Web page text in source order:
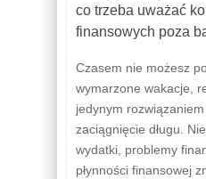
co trzeba uważać
finansowych poza
Czasem nie możesz
wymarzone wakacje,
jedynym
zaciągnięcie długu.
wydatki, problemy
płynności finansowej